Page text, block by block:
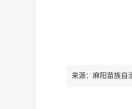
来源：麻阳苗族自